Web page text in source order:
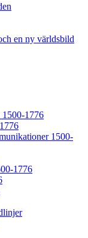
en ny världsbild
1500-1776
1500-
1776